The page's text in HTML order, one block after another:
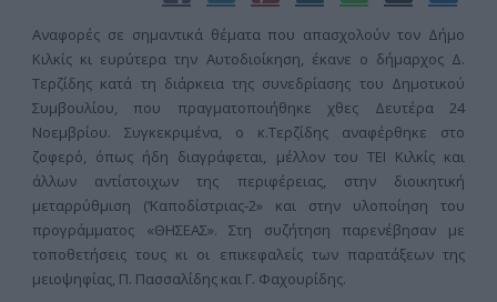
Αναφορές σε σημαντικά θέματα που απασχολούν τον Δήμο
Κιλκίς κι ευρύτερα την Αυτοδιοίκηση, έκανε ο δήμαρχος Δ.
Τερζίδης κατά τη διάρκεια της συνεδρίασης του Δημοτικού
Συμβουλίου, που πραγματοποιήθηκε χθες Δευτέρα 24
Νοεμβρίου. Συγκεκριμένα, ο κ.Τερζίδης αναφέρθηκε στο
ζοφερό, όπως ήδη διαγράφεται, μέλλον του ΤΕΙ Κιλκίς και
άλλων αντίστοιχων της περιφέρειας, στην διοικητική
μεταρρύθμιση (‘Καποδίστριας-2» και στην υλοποίηση του
προγράμματος «ΘΗΣΕΑΣ». Στη συζήτηση παρενέβησαν με
τοποθετήσεις τους κι οι επικεφαλείς των παρατάξεων της
μειοψηφίας, Π. Πασσαλίδης και Γ. Φαχουρίδης.